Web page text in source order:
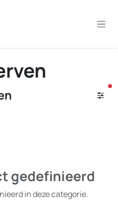
gedefinieerd
in deze categorie.